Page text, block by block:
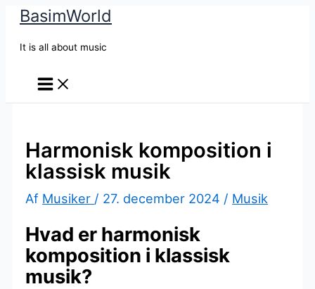
BasimWorld
It is all about music
Harmonisk komposition i
klassisk musik
Af Musiker / 27. december 2024 / Musik
Hvad er harmonisk
komposition i klassisk
musik?